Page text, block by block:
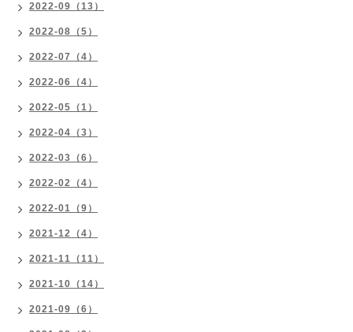
2022-09（13）
2022-08（5）
2022-07（4）
2022-06（4）
2022-05（1）
2022-04（3）
2022-03（6）
2022-02（4）
2022-01（9）
2021-12（4）
2021-11（11）
2021-10（14）
2021-09（6）